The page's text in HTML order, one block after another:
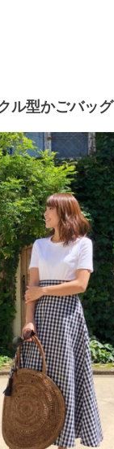
ル型かごバッグ